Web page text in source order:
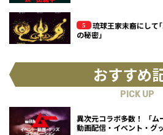
琉球王家末裔にして
の秘密」
おすすめ
PICK UP
異次元コラボ多数！ 「
動画配信・イベント・グ